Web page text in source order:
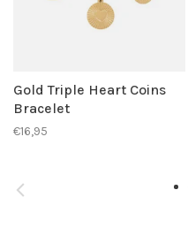
Gold Triple Heart Coins
Bracelet
€16,95